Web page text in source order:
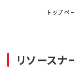
トップペ
リソースナ